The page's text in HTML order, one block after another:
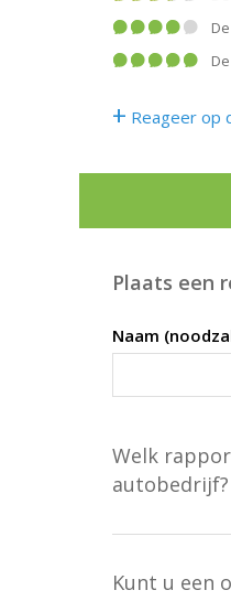
+ Reageer op
Plaats een
Naam
Welk
autobedrijf?
Kunt u een